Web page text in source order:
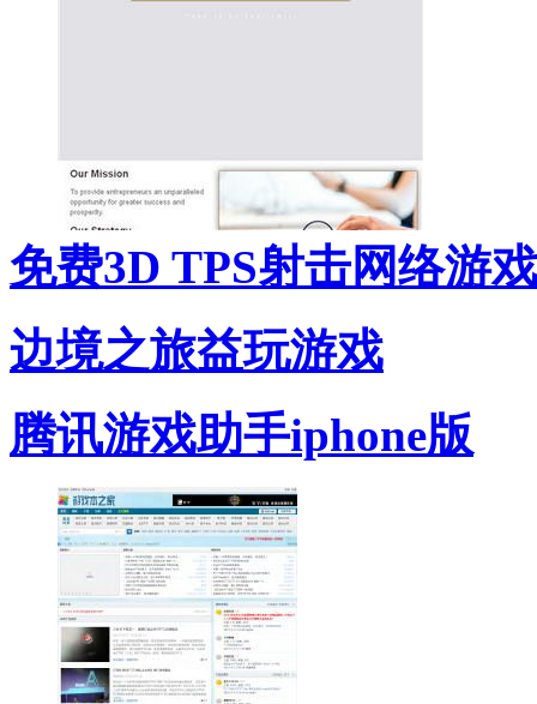
免费3D TPS射击网络游
边境之旅益玩游戏
腾讯游戏助手iphone版